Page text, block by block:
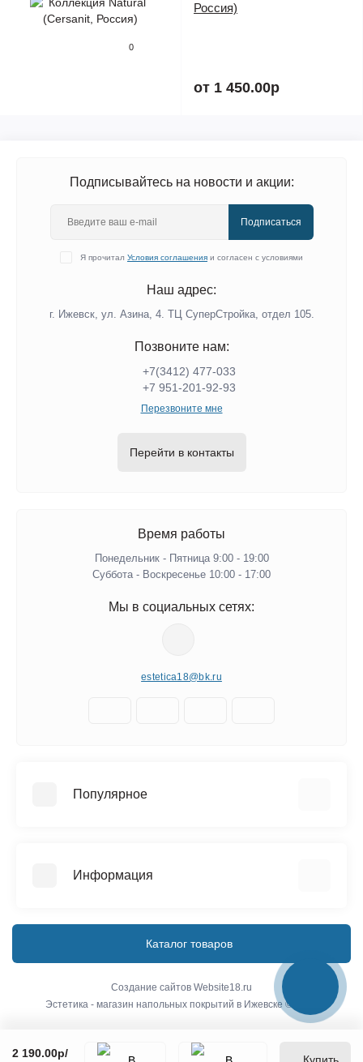
2 190.00р/
0
Россия)
от 1 450.00р
Подписывайтесь на новости и акции:
Подписаться
Я прочитал Условия соглашения и согласен с условиями
Наш адрес:
г. Ижевск, ул. Азина, 4. ТЦ СуперСтройка, отдел 105.
Позвоните нам:
+7(3412) 477-033
+7 951-201-92-93
Перезвоните мне
Перейти в контакты
Время работы
Понедельник - Пятница 9:00 - 19:00
Суббота - Воскресенье 10:00 - 17:00
Мы в социальных сетях:
estetica18@bk.ru
Популярное
Сантехника
Информация
Условия соглашения
Связаться с нами
Карта сайта
Акции
Каталог товаров
Создание сайтов Website18.ru
Эстетика - магазин напольных покрытий в Ижевске © 2026